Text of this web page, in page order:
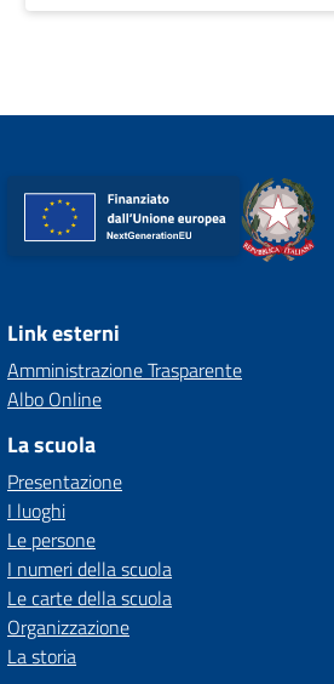
Link esterni
Amministrazione Trasparente
Albo Online
La scuola
Presentazione
I luoghi
Le persone
I numeri della scuola
Le carte della scuola
Organizzazione
La storia